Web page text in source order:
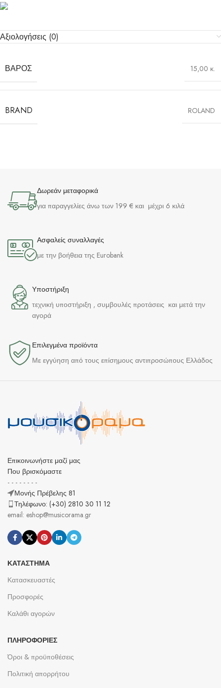
Αξιολογήσεις (0)
ΒΆΡΟΣ 15,00 κ.
BRAND ROLAND
Δωρεάν μεταφορικά
για παραγγελίες άνω των 199 € και μέχρι 6 κιλά
Ασφαλείς συναλλαγές
με την βοήθεια της Eurobank
Υποστήριξη
τεχνική υποστήριξη , συμβουλές προτάσεις και μετά την
αγορά
Επιλεγμένα προϊόντα​
Με εγγύηση από τους επίσημους αντιπροσώπους Ελλάδος
Επικοινωνήστε μαζί μας
Που βρισκόμαστε
- - - - - - - -
Μονής Πρέβελης 81
Τηλέφωνο: (+30) 2810 30 11 12
email: eshop@musicorama.gr
ΚΑΤΆΣΤΗΜΑ
Κατασκευαστές
Προσφορές
Καλάθι αγορών
ΠΛΗΡΟΦΟΡΊΕΣ
Όροι & προϋποθέσεις
Πολιτική απορρήτου